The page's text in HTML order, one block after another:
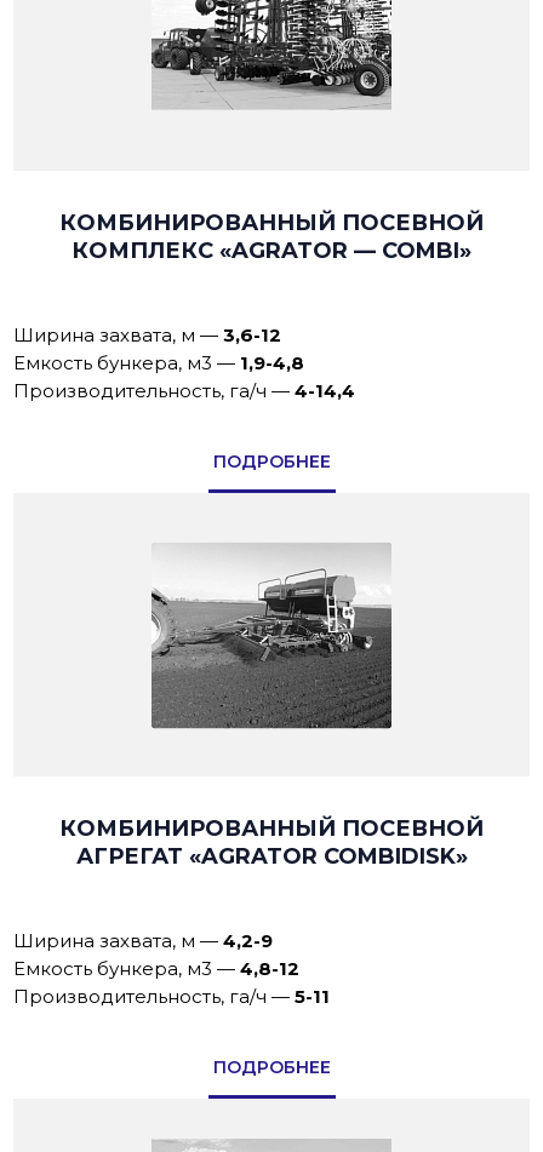
КОМБИНИРОВАННЫЙ ПОСЕВНОЙ
КОМПЛЕКС «AGRATOR — COMBI»
Ширина захвата, м—3,6-12
Емкость бункера, м3 — 1,9-4,8
Производительность, га/ч —4-14,4
ПОДРОБНЕЕ
КОМБИНИРОВАННЫЙ ПОСЕВНОЙ
АГРЕГАТ «AGRATOR COMBIDISK»
Ширина захвата, м—4,2-9
Емкость бункера, м3 —4,8-12
Производительность, га/ч —5-11
ПОДРОБНЕЕ